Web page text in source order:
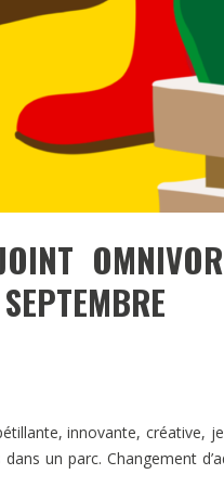
innovante, créative,
un parc. Changement